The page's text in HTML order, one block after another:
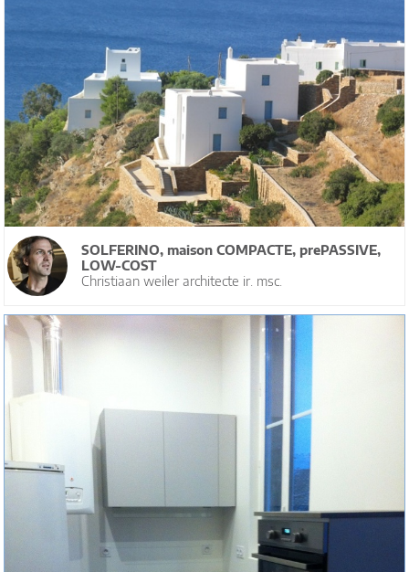
SOLFERINO, maison COMPACTE, prePASSIVE,
LOW-COST
Christiaan weiler architecte ir. msc.